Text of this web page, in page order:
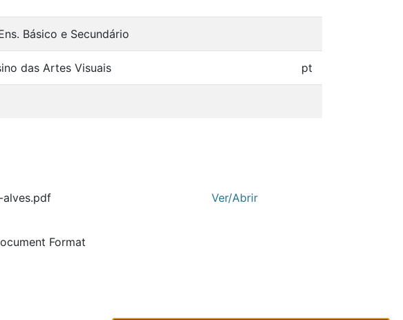
Básico e Secundário
das Artes Visuais pt
Format
Ver/Abrir